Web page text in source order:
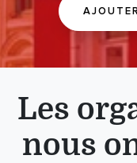
Les
nous